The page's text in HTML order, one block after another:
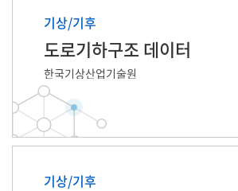
기상/기후
도로기하구조 데이터
한국기상산업기술원
기상/기후